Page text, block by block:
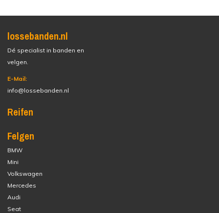
lossebanden.nl
Dé specialist in banden en
velgen.
E-Mail:
info@lossebanden.nl
Reifen
Felgen
BMW
Mini
Volkswagen
Mercedes
Audi
Seat